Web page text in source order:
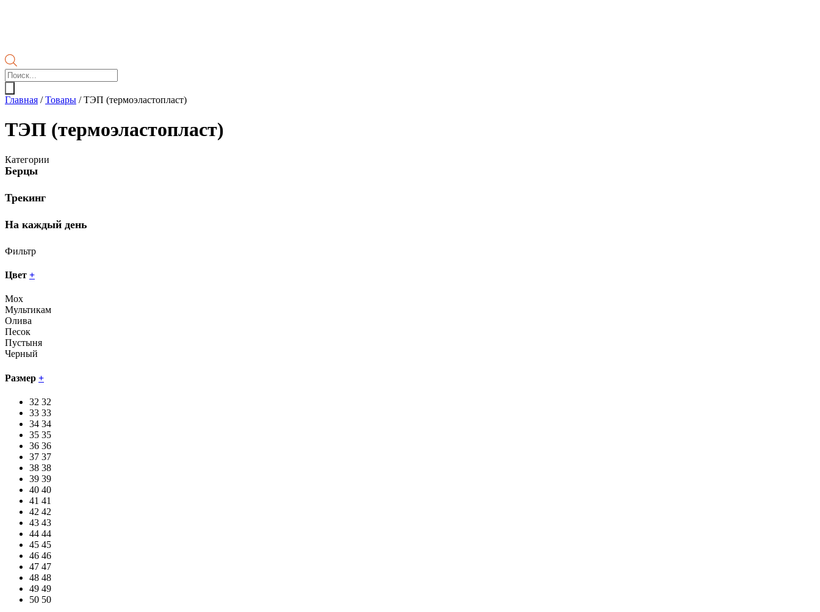
Поиск
товаров
Главная / Товары / ТЭП (термоэластопласт)
ТЭП (термоэластопласт)
Категории
Берцы
Трекинг
На каждый день
Фильтр
Цвет +
Мох
Мультикам
Олива
Песок
Пустыня
Черный
Размер +
32 32
33 33
34 34
35 35
36 36
37 37
38 38
39 39
40 40
41 41
42 42
43 43
44 44
45 45
46 46
47 47
48 48
49 49
50 50